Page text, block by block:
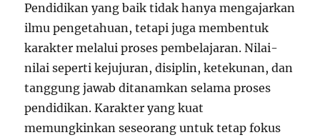
Pendidikan yang baik tidak hanya mengajarkan
ilmu pengetahuan, tetapi juga membentuk
karakter melalui proses pembelajaran. Nilai-
nilai seperti kejujuran, disiplin, ketekunan, dan
tanggung jawab ditanamkan selama proses
pendidikan. Karakter yang kuat
memungkinkan seseorang untuk tetap fokus